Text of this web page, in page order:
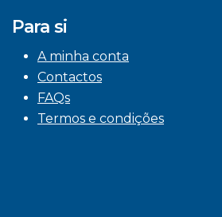
Para si
A minha conta
Contactos
FAQs
Termos e condições